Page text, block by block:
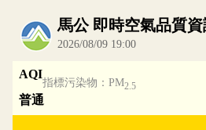
內嵌空氣品質小工具為視